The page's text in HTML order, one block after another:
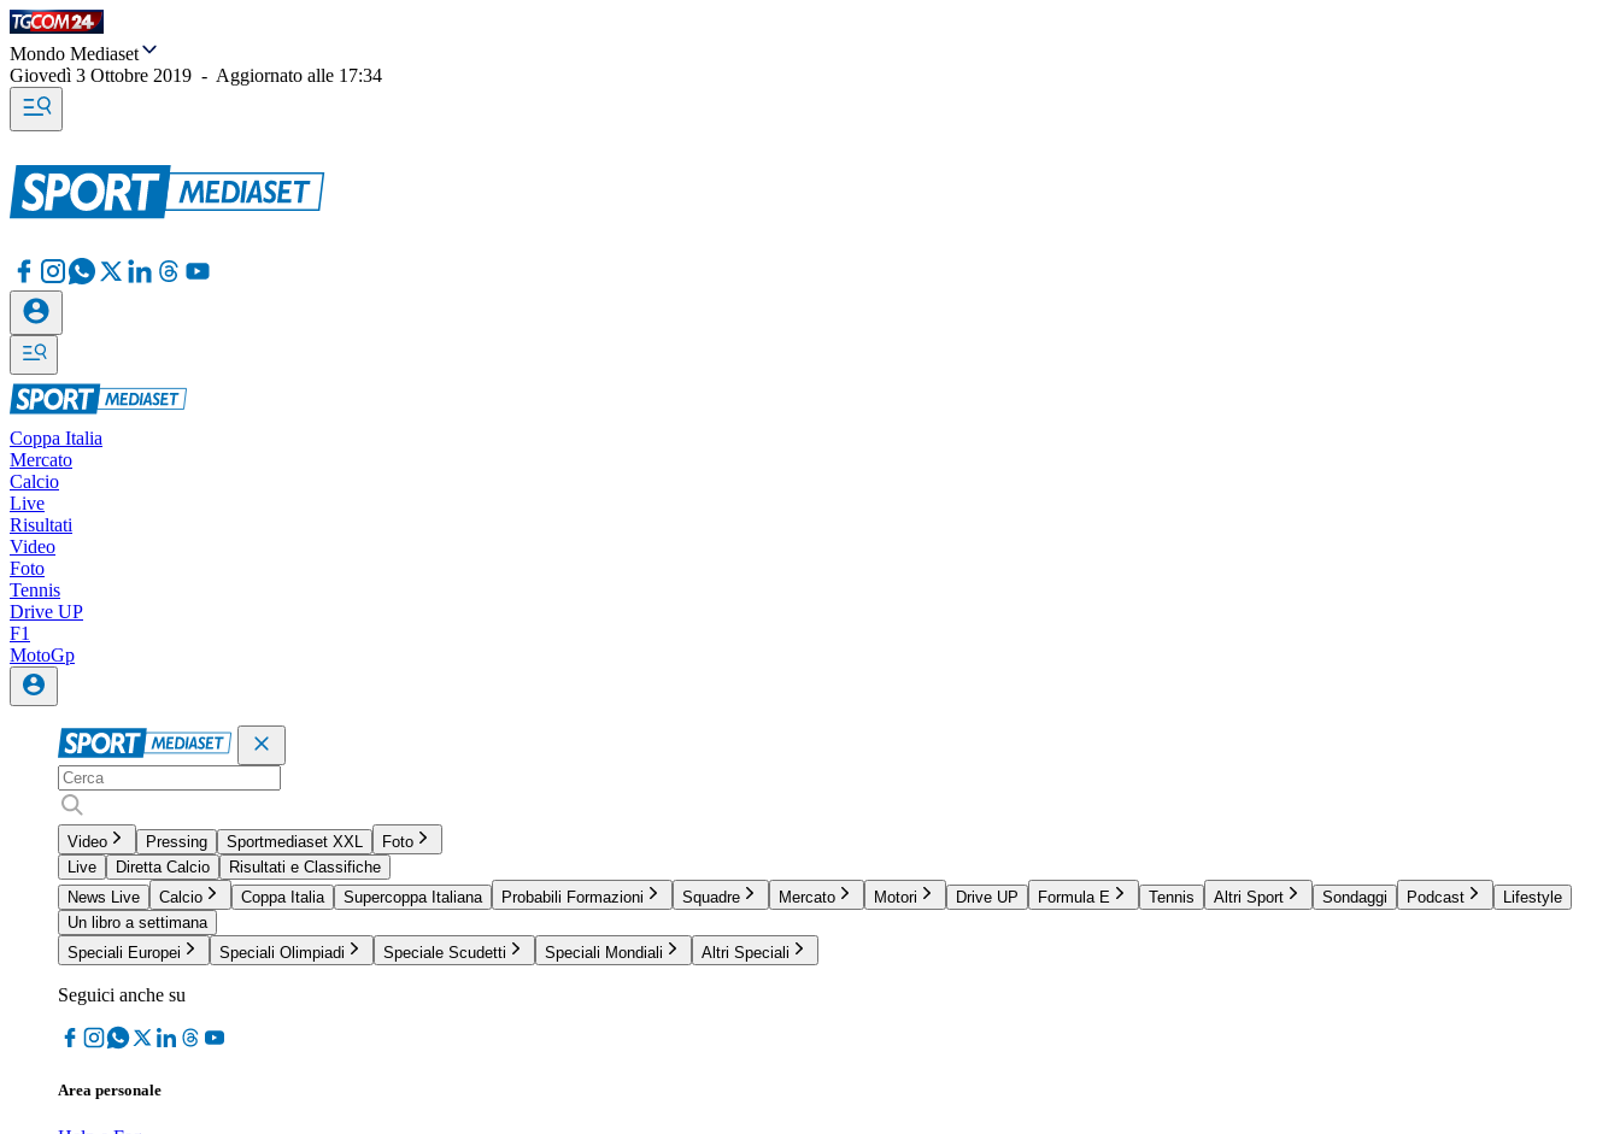
Mondo Mediaset
Giovedì 3 Ottobre 2019 - Aggiornato alle 17:34
Coppa Italia
Mercato
Calcio
Live
Risultati
Video
Foto
Tennis
Drive UP
F1
MotoGp
Video Pressing Sportmediaset XXL
Foto
Live
Diretta Calcio
Risultati e Classifiche
News Live
Calcio Coppa Italia Supercoppa Italiana Probabili Formazioni Squadre Mercato Motori Drive UP Formula E Tennis Altri Sport Sondaggi Podcast
Lifestyle
Un libro a settimana
Speciali Europei
Speciali Olimpiadi Speciale Scudetti Speciali Mondiali Altri Speciali
Seguici anche su
Area personale